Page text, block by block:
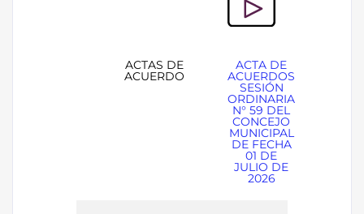
ACTAS DE
ACUERDO
ACTA DE
ACUERDOS
SESIÓN
ORDINARIA
N° 59 DEL
CONCEJO
MUNICIPAL
DE FECHA
01 DE
JULIO DE
2026